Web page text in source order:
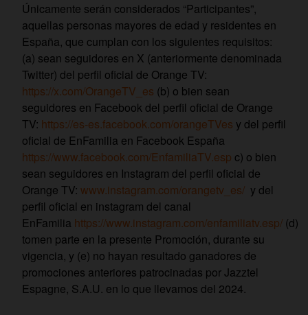
Únicamente serán considerados “Participantes”,
aquellas personas mayores de edad y residentes en
España, que cumplan con los siguientes requisitos:
(a) sean seguidores en X (anteriormente denominada
Twitter) del perfil oficial de Orange TV:
https://x.com/OrangeTV_es (b) o bien sean
seguidores en Facebook del perfil oficial de Orange
TV: https://es-es.facebook.com/orangeTVes y del perfil
oficial de EnFamilia en Facebook España
https://www.facebook.com/EnfamiliaTV.esp c) o bien
sean seguidores en Instagram del perfil oficial de
Orange TV: www.instagram.com/orangetv_es/ y del
perfil oficial en instagram del canal
EnFamilia https://www.instagram.com/enfamiliatv.esp/ (d)
tomen parte en la presente Promoción, durante su
vigencia, y (e) no hayan resultado ganadores de
promociones anteriores patrocinadas por Jazztel
Espagne, S.A.U. en lo que llevamos del 2024.